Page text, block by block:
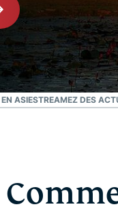
ASIESTREAMEZ DES